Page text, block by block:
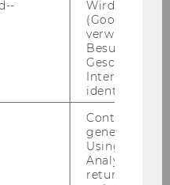
be meaningfully
- for both
WU Vienna
Teaching
of Technology
Wird von
(Google Tag
verwendet,
Besucher
Geschlecht
Interessen zu
identifizieren.
Contains a
generated
Using this
Analytics can
returning